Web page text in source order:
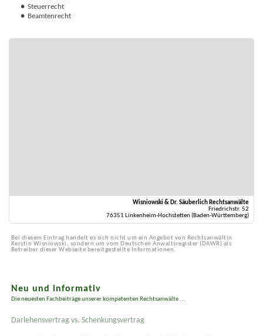
Steuerrecht
Beamtenrecht
Wisniowski & Dr. Säuberlich Rechtsanwälte
Friedrichstr. 52
76351 Linkenheim-Hochstetten (Baden-Württemberg)
Bei diesem Eintrag handelt es sich nicht um ein Angebot von Rechtsanwältin
Kerstin Wisniowski, sondern um vom Deutschen Anwaltsregister (DAWR) als
Betreiber dieser Webseite bereitgestellte Informationen.
Neu und informativ
Die neuesten Fachbeiträge unserer kompetenten Rechtsanwälte ...
Darlehensvertrag vs. Schenkungsvertrag